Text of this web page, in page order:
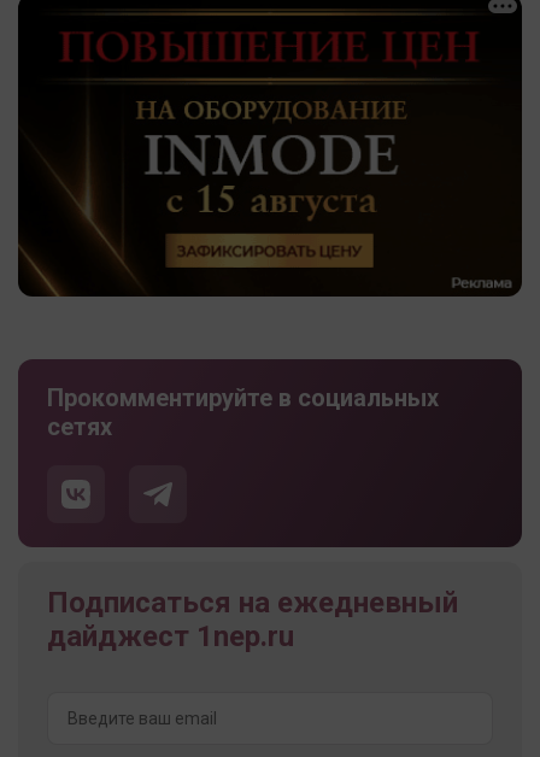
Прокомментируйте в социальных
сетях
Подписаться на ежедневный
дайджест 1nep.ru